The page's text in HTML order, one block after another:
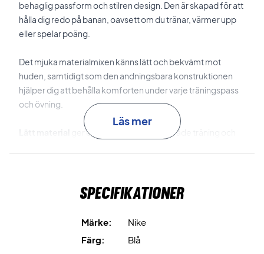
behaglig passform och stilren design. Den är skapad för att
hålla dig redo på banan, oavsett om du tränar, värmer upp
eller spelar poäng.
Det mjuka materialmixen känns lätt och bekvämt mot
huden, samtidigt som den andningsbara konstruktionen
hjälper dig att behålla komforten under varje träningspass
och övning.
ger en behaglig känsla vid både träning och
Mjuk bomullsblandning känns skön mot huden.
Håll dig redo för banan – säkra din Nike Court Heritage T-
Läs mer
Specifikationer
Märke:
Nike
Färg:
Blå